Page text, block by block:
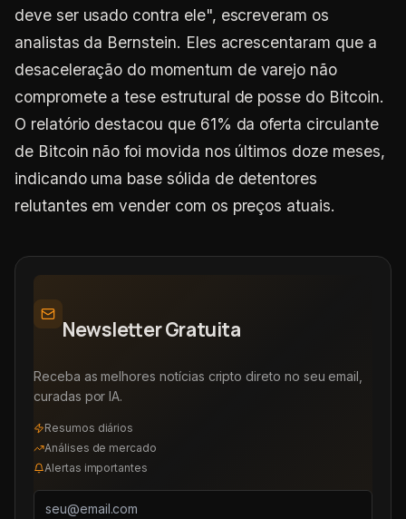
deve ser usado contra ele", escreveram os
analistas da Bernstein. Eles acrescentaram que a
desaceleração do momentum de varejo não
compromete a tese estrutural de posse do Bitcoin.
O relatório destacou que 61% da oferta circulante
de Bitcoin não foi movida nos últimos doze meses,
indicando uma base sólida de detentores
relutantes em vender com os preços atuais.
Newsletter Gratuita
Receba as melhores notícias cripto direto no seu email,
curadas por IA.
Resumos diários
Análises de mercado
Alertas importantes